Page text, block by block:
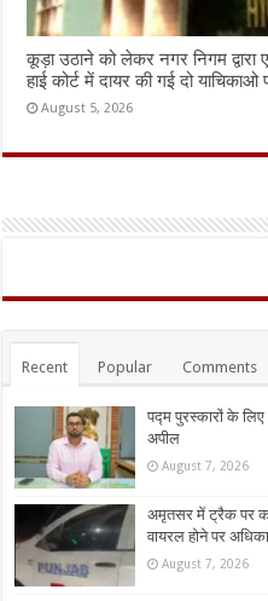
कूड़ा उठाने को लेकर नगर निगम
हाई कोर्ट में दायर की गई दो
August 5, 2026
Recent Popular Comments
पद्म पुरस्कारों के
अपील
August 7, 2026
अमृतसर में ट्रैक पर
वायरल होने पर
August 7, 2026